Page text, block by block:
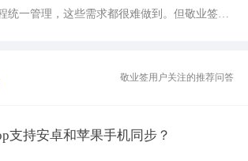
统一管理，这些需求都很难做到。但敬业签作
敬业签用户关注的推荐问答
支持安卓和苹果手机同步？